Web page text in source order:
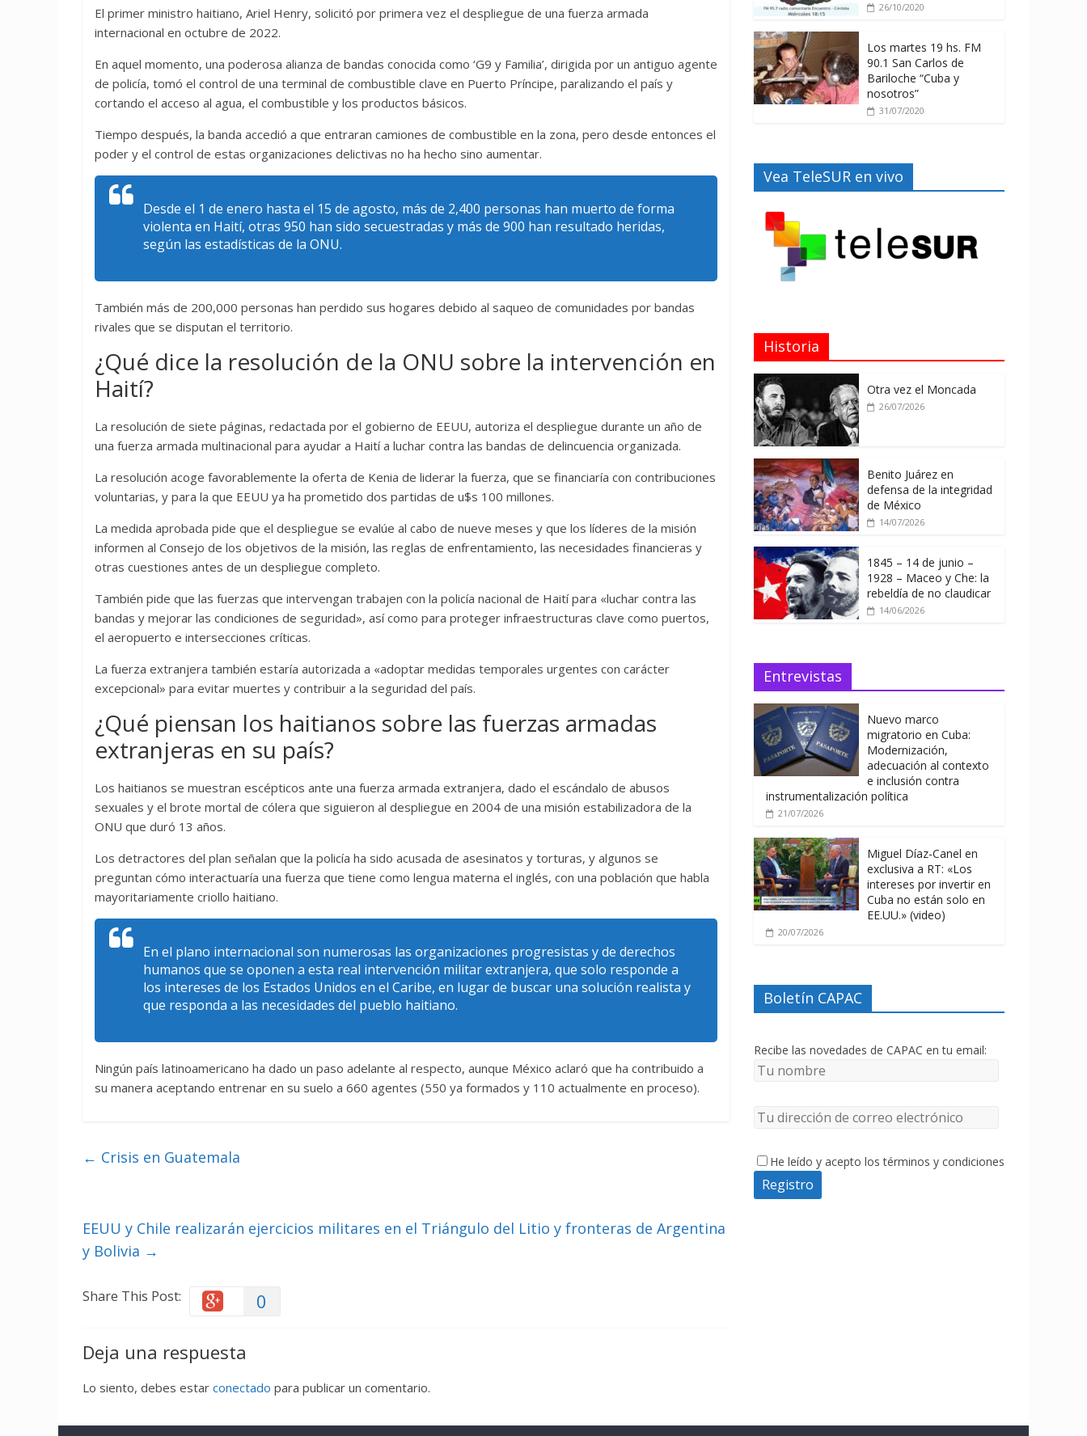
El primer ministro haitiano, Ariel Henry, solicitó por primera vez el despliegue de una fuerza armada
internacional en octubre de 2022.
En aquel momento, una poderosa alianza de bandas conocida como ‘G9 y Familia’, dirigida por un antiguo agente
de policía, tomó el control de una terminal de combustible clave en Puerto Príncipe, paralizando el país y
cortando el acceso al agua, el combustible y los productos básicos.
Tiempo después, la banda accedió a que entraran camiones de combustible en la zona, pero desde entonces el
poder y el control de estas organizaciones delictivas no ha hecho sino aumentar.
Desde el 1 de enero hasta el 15 de agosto, más de 2,400 personas han muerto de forma
violenta en Haití, otras 950 han sido secuestradas y más de 900 han resultado heridas,
según las estadísticas de la ONU.
También más de 200,000 personas han perdido sus hogares debido al saqueo de comunidades por bandas
rivales que se disputan el territorio.
¿Qué dice la resolución de la ONU sobre la intervención en
Haití?
La resolución de siete páginas, redactada por el gobierno de EEUU, autoriza el despliegue durante un año de
una fuerza armada multinacional para ayudar a Haití a luchar contra las bandas de delincuencia organizada.
La resolución acoge favorablemente la oferta de Kenia de liderar la fuerza, que se financiaría con contribuciones
voluntarias, y para la que EEUU ya ha prometido dos partidas de u$s 100 millones.
La medida aprobada pide que el despliegue se evalúe al cabo de nueve meses y que los líderes de la misión
informen al Consejo de los objetivos de la misión, las reglas de enfrentamiento, las necesidades financieras y
otras cuestiones antes de un despliegue completo.
También pide que las fuerzas que intervengan trabajen con la policía nacional de Haití para «luchar contra las
bandas y mejorar las condiciones de seguridad», así como para proteger infraestructuras clave como puertos,
el aeropuerto e intersecciones críticas.
La fuerza extranjera también estaría autorizada a «adoptar medidas temporales urgentes con carácter
excepcional» para evitar muertes y contribuir a la seguridad del país.
¿Qué piensan los haitianos sobre las fuerzas armadas
extranjeras en su país?
Los haitianos se muestran escépticos ante una fuerza armada extranjera, dado el escándalo de abusos
sexuales y el brote mortal de cólera que siguieron al despliegue en 2004 de una misión estabilizadora de la
ONU que duró 13 años.
Los detractores del plan señalan que la policía ha sido acusada de asesinatos y torturas, y algunos se
preguntan cómo interactuaría una fuerza que tiene como lengua materna el inglés, con una población que habla
mayoritariamente criollo haitiano.
En el plano internacional son numerosas las organizaciones progresistas y de derechos
humanos que se oponen a esta real intervención militar extranjera, que solo responde a
los intereses de los Estados Unidos en el Caribe, en lugar de buscar una solución realista y
que responda a las necesidades del pueblo haitiano.
Ningún país latinoamericano ha dado un paso adelante al respecto, aunque México aclaró que ha contribuido a
su manera aceptando entrenar en su suelo a 660 agentes (550 ya formados y 110 actualmente en proceso).
← Crisis en Guatemala
EEUU y Chile realizarán ejercicios militares en el Triángulo del Litio y fronteras de Argentina
y Bolivia →
Share This Post: 0
Deja una respuesta
Lo siento, debes estar conectado para publicar un comentario.
26/10/2020
Los martes 19 hs. FM
90.1 San Carlos de
Bariloche “Cuba y
nosotros”
31/07/2020
Vea TeleSUR en vivo
Historia
Otra vez el Moncada
26/07/2026
Benito Juárez en
defensa de la integridad
de México
14/07/2026
1845 – 14 de junio –
1928 – Maceo y Che: la
rebeldía de no claudicar
14/06/2026
Entrevistas
Nuevo marco
migratorio en Cuba:
Modernización,
adecuación al contexto
e inclusión contra
instrumentalización política
21/07/2026
Miguel Díaz-Canel en
exclusiva a RT: «Los
intereses por invertir en
Cuba no están solo en
EE.UU.» (video)
20/07/2026
Boletín CAPAC
Recibe las novedades de CAPAC en tu email:
He leído y acepto los términos y condiciones